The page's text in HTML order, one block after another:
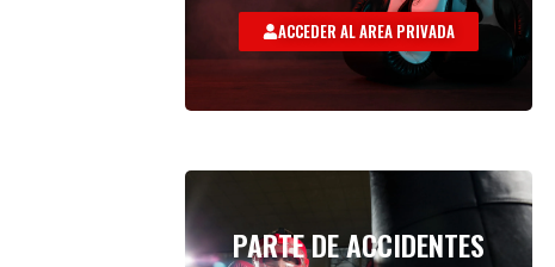
ACCEDER AL AREA PRIVADA
PARTE DE ACCIDENTES